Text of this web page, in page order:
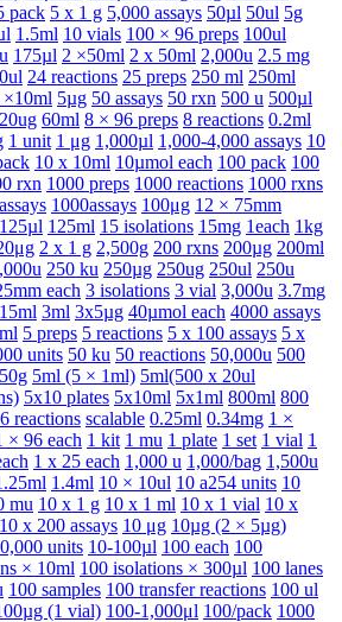
pack 5 x 1 g 5,000 assays 50µl 50ul 5g
1.5ml 10 vials 100 × 96 preps 100ul
175µl 2 ×50ml 2 x 50ml 2,000u 2.5 mg
24 reactions 25 preps 250 ml 250ml
×10ml 5µg 50 assays 50 rxn 500 u 500µl
60ml 8 × 96 preps 8 reactions 0.2ml
1 unit 1 μg 1,000µl 1,000-4,000 assays 10
10 x 10ml 10µmol each 100 pack 100
rxn 1000 preps 1000 reactions 1000 rxns
1000assays 100μg 12 × 75mm
125µl 125ml 15 isolations 15mg 1each 1kg
2 x 1 g 2,500g 200 rxns 200µg 200ml
250 ku 250µg 250ug 250ul 250u
each 3 isolations 3 vial 3,000u 3.7mg
3ml 3x5µg 40µmol each 4000 assays
5 preps 5 reactions 5 x 100 assays 5 x
units 50 ku 50 reactions 50,000u 500
50g 5ml (5 × 1ml) 5ml(500 x 20ul
5x10 plates 5x10ml 5x1ml 800ml 800
reactions scalable 0.25ml 0.34mg 1 ×
× 96 each 1 kit 1 mu 1 plate 1 set 1 vial 1
1 x 25 each 1,000 u 1,000/bag 1,500u
1.4ml 10 × 10ul 10 a254 units 10
mu 10 x 1 g 10 x 1 ml 10 x 1 vial 10 x
10 x 200 assays 10 μg 10µg (2 × 5µg)
units 10-100µl 100 each 100
× 10ml 100 isolations × 300µl 100 lanes
100 samples 100 transfer reactions 100 ul
(1 vial) 100-1,000μl 100/pack 1000